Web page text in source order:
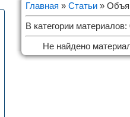
Главная » Статьи »
В категории материалов:
Не найдено